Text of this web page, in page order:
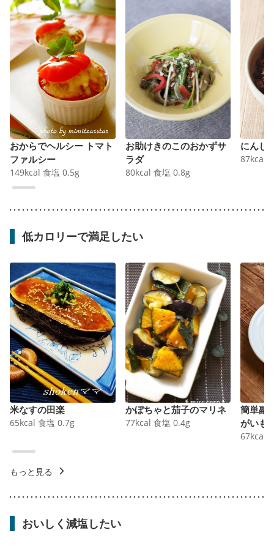
おからでヘルシー トマト
ファルシー
149kcal 食塩 0.5g
お助けきのこのおかずサ
ラダ
80kcal 食塩 0.8g
にんじ
87kcal
低カロリーで満足したい
米なすの田楽
65kcal 食塩 0.7g
かぼちゃと茄子のマリネ
77kcal 食塩 0.4g
簡単副
がいも
67kcal
もっと見る
おいしく減塩したい